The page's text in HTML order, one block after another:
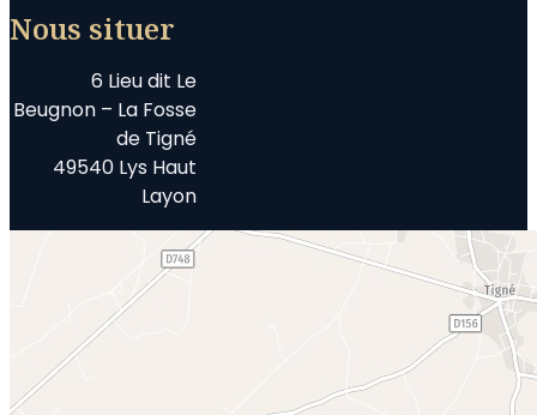
Nous situer
6 Lieu dit Le
Beugnon – La Fosse
de Tigné
49540 Lys Haut
Layon